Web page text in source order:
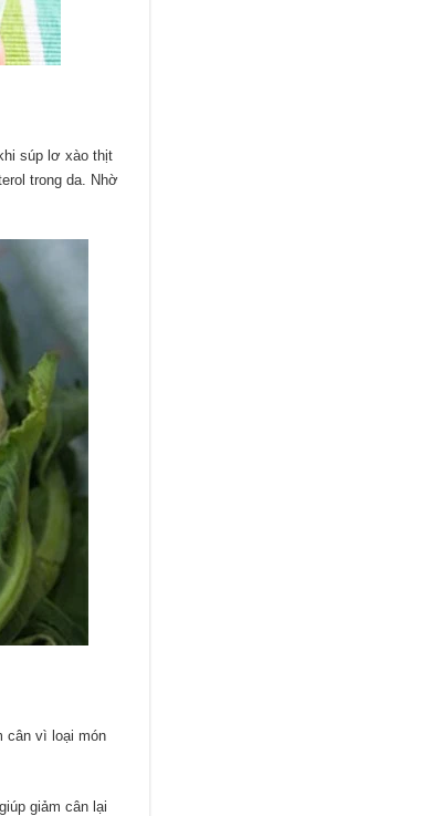
súp lơ xào thịt
trong da. Nhờ
cân vì loại món
giảm cân lại